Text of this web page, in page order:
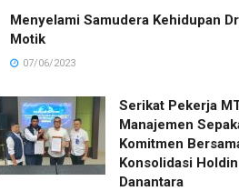
Menyelami Samudera Kehidupan
Motik
07/06/2023
Serikat Pekerja
Manajemen
Komitmen
Konsolidasi
Danantara